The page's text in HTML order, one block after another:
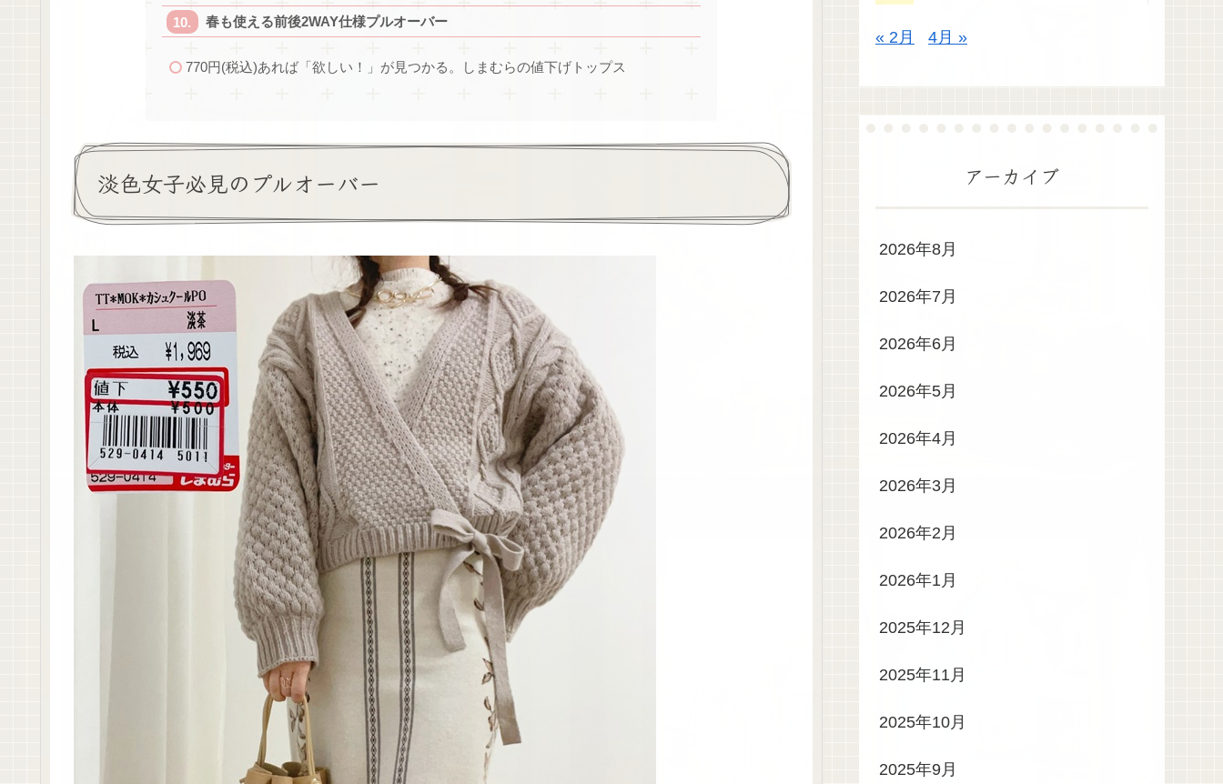
春も使える前後2WAY仕様プルオーバー
770円(税込)あれば「欲しい！」が見つかる。しまむらの値下げトップス
淡色女子必見のプルオーバー
« 2月 4月 »
アーカイブ
2026年8月
2026年7月
2026年6月
2026年5月
2026年4月
2026年3月
2026年2月
2026年1月
2025年12月
2025年11月
2025年10月
2025年9月